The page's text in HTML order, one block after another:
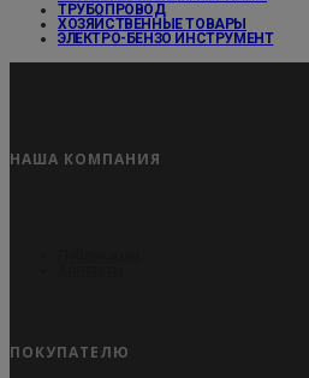
ТРУБОПРОВОД
ХОЗЯЙСТВЕННЫЕ ТОВАРЫ
ЭЛЕКТРО-БЕНЗО ИНСТРУМЕНТ
НАША КОМПАНИЯ
ПОКУПАТЕЛЮ